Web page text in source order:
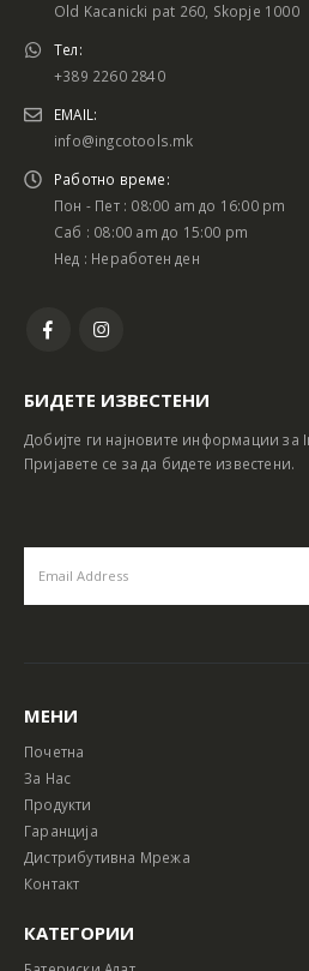
Old Kacanicki pat 260, Skopje 1000
Тел:
+389 2260 2840
EMAIL:
info@ingcotools.mk
Работно време:
Пон - Пет : 08:00 am до 16:00 pm
Саб : 08:00 am до 15:00 pm
Нед : Неработен ден
БИДЕТЕ ИЗВЕСТЕНИ
Добијте ги најновите информации за
Пријавете се за да бидете известени.
МЕНИ
Почетна
За Нас
Продукти
Гаранција
Дистрибутивна Мрежа
Контакт
КАТЕГОРИИ